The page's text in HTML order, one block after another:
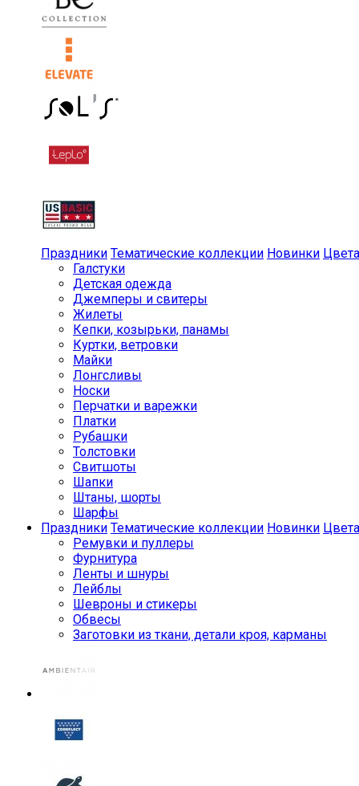
Праздники Тематические коллекции Новинки Цвета
Галстуки
Детская одежда
Джемперы и свитеры
Жилеты
Кепки, козырьки, панамы
Куртки, ветровки
Майки
Лонгсливы
Носки
Перчатки и варежки
Платки
Рубашки
Толстовки
Свитшоты
Шапки
Штаны, шорты
Шарфы
Праздники Тематические коллекции Новинки Цвета
Ремувки и пуллеры
Фурнитура
Ленты и шнуры
Лейблы
Шевроны и стикеры
Обвесы
Заготовки из ткани, детали кроя, карманы